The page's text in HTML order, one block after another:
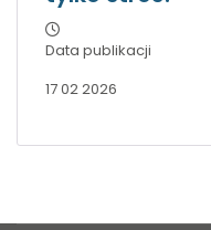
Data publikacji
17 02 2026